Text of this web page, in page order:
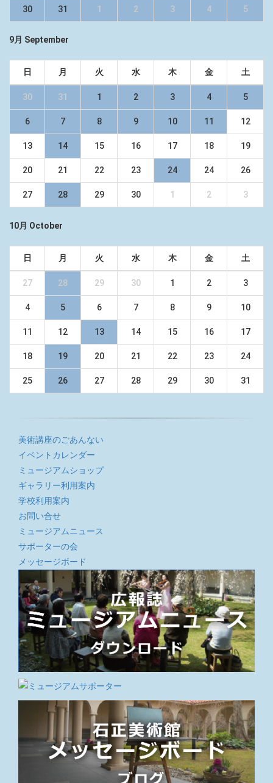
30 31 1 2 3 4 5
9月 September
日 月 火 水 木 金 土
30 31 1 2 3 4 5
6 7 8 9 10 11 12
13 14 15 16 17 18 19
20 21 22 23 24 24 26
27 28 29 30 1 2 3
10月 October
日 月 火 水 木 金 土
27 28 29 30 1 2 3
4 5 6 7 8 9 10
11 12 13 14 15 16 17
18 19 20 21 22 23 24
25 26 27 28 29 30 31
美術講座のごあんない
イベントカレンダー
ミュージアムショップ
ギャラリー利用案内
学校利用案内
お問い合せ
ミュージアムニュース
サポーターの会
メッセージボード